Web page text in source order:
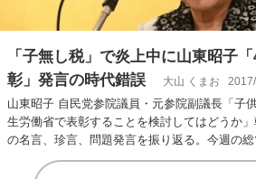
「子無し税」で炎上中に山東昭子
彰」発言の時代錯誤
大山 くまお
山東昭子 自民党参院議員・元参院副議長「子
生労働省で表彰することを検討してはどうか
の名言、珍言、問題発言を振り返る。今週の
党の山東昭…